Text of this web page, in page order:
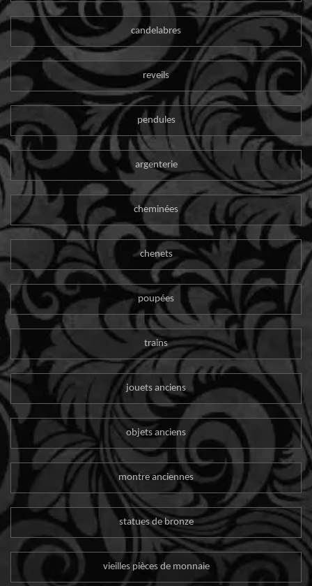
candelabres
reveils
pendules
argenterie
cheminées
chenets
poupées
trains
jouets anciens
objets anciens
montre anciennes
statues de bronze
vieilles pièces de monnaie